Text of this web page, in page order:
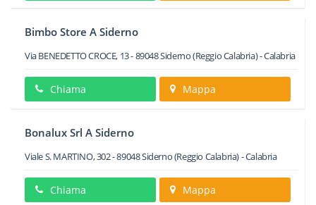
Bimbo Store A Siderno
Via BENEDETTO CROCE, 13-89048Siderno(Reggio Calabria) -Calabria
Chiama Mappa
Bonalux Srl A Siderno
Viale S. MARTINO, 302-89048Siderno(Reggio Calabria) -Calabria
Chiama Mappa